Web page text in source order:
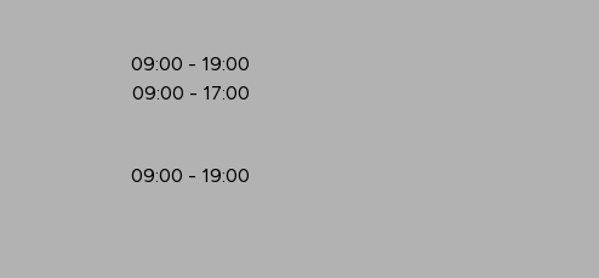
09:00 - 19:00
09:00 - 17:00
09:00 - 19:00